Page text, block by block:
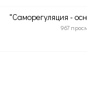
"Саморегуляция -
967